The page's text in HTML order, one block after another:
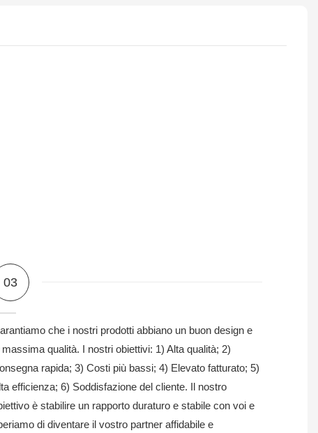
03
che i nostri prodotti abbiano un buon design e
massima qualità. I ​​nostri obiettivi: 1) Alta qualità; 2)
rapida; 3) Costi più bassi; 4) Elevato fatturato; 5)
efficienza; 6) Soddisfazione del cliente. Il nostro
è stabilire un rapporto duraturo e stabile con voi e
di diventare il vostro partner affidabile e